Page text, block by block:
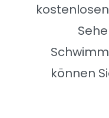
können